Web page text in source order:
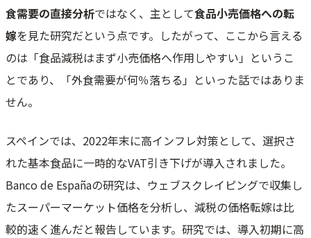
食需要の直接分析ではなく、主として食品小売価格への転
嫁を見た研究だという点です。したがって、ここから言える
のは「食品減税はまず小売価格へ作用しやすい」というこ
とであり、「外食需要が何％落ちる」といった話ではありま
せん。
スペインでは、2022年末に高インフレ対策として、選択さ
れた基本食品に一時的なVAT引き下げが導入されました。
Banco de Españaの研究は、ウェブスクレイピングで収集し
たスーパーマーケット価格を分析し、減税の価格転嫁は比
較的速く進んだと報告しています。研究では、導入初期に高